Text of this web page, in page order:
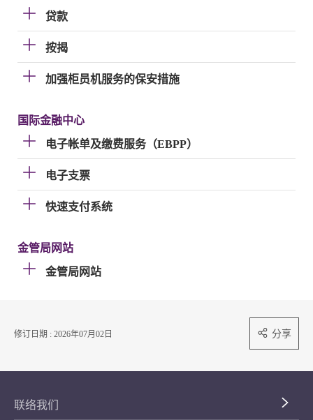
贷款
按揭
加强柜员机服务的保安措施
国际金融中心
电子帐单及缴费服务（EBPP）
电子支票
快速支付系统
金管局网站
金管局网站
修订日期 : 2026年07月02日 分享
联络我们